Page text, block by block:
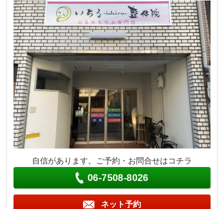
自信があります。ご予約・お問合せはコチラ
06-7508-8026
ネット予約